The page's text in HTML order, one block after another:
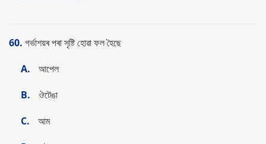
60. গৰ্ভাশয়ৰ পৰা সৃষ্টি হোৱা ফল হৈছে
A.
আপেল
B.
ঔটেঙা
C.
আম